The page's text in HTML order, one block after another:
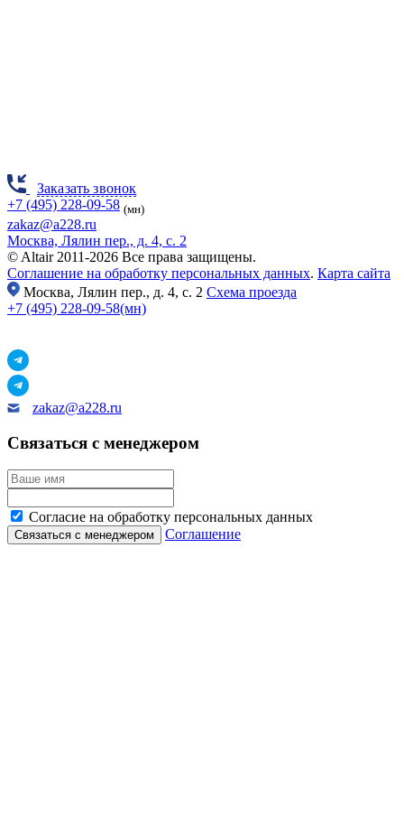
Заказать звонок
+7 (495) 228-09-58 (мн)
zakaz@a228.ru
Москва, Лялин пер., д. 4, с. 2
© Altair 2011-2026 Все права защищены.
Соглашение на обработку персональных данных. Карта сайта
Москва, Лялин пер., д. 4, с. 2 Схема проезда
+7 (495) 228-09-58(мн)
zakaz@a228.ru
Связаться с менеджером
Согласие на обработку персональных данных
Соглашение